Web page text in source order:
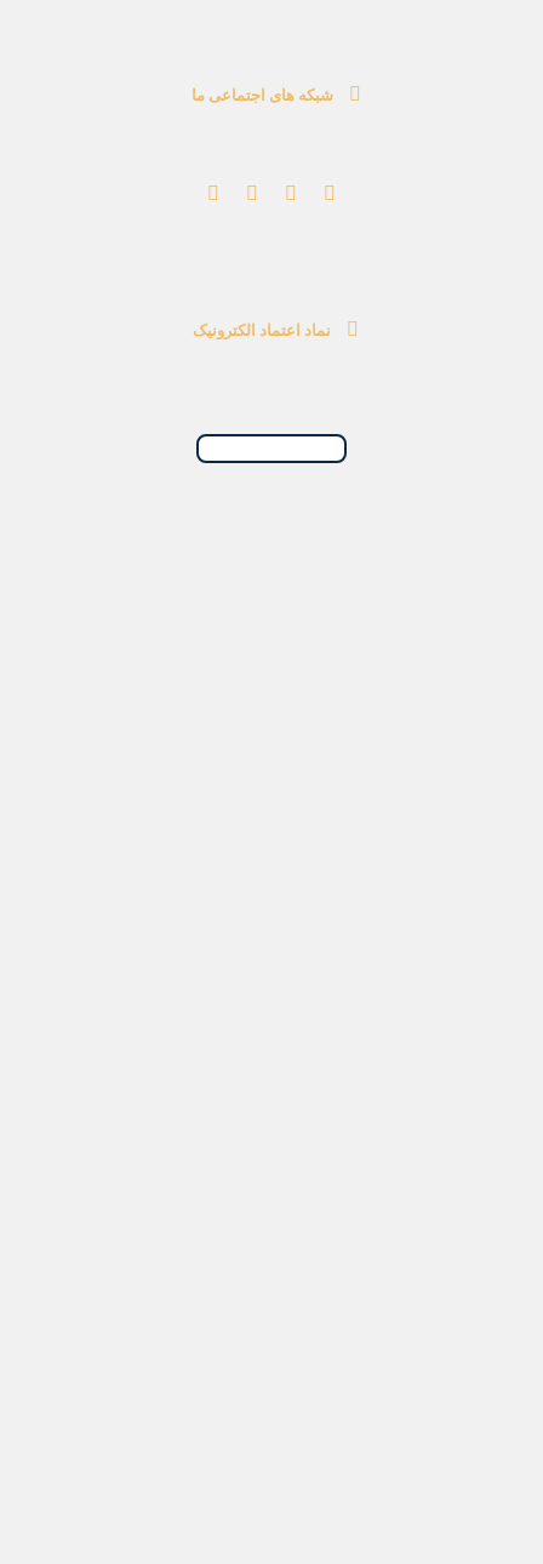
شبکه های اجتماعی ما
نماد اعتماد الکترونیک